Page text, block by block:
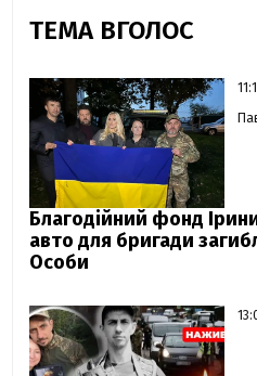
ТЕМА ВГОЛОС
Благодійний фонд
авто для бригади
Особи